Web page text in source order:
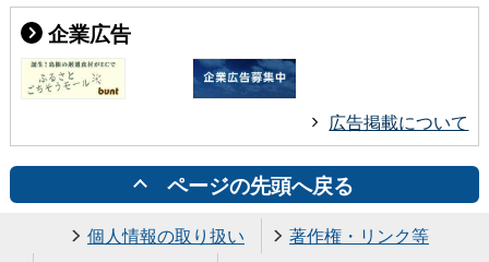
企業広告
広告掲載について
ページの先頭へ戻る
個人情報の取り扱い
著作権・リンク等